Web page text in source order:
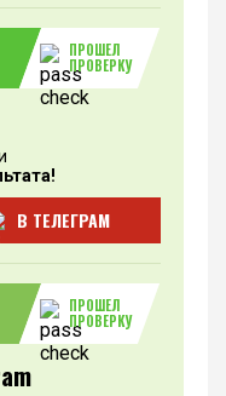
ПРОШЕЛ
ПРОВЕРКУ
В ТЕЛЕГРАМ
ПРОШЕЛ
ПРОВЕРКУ